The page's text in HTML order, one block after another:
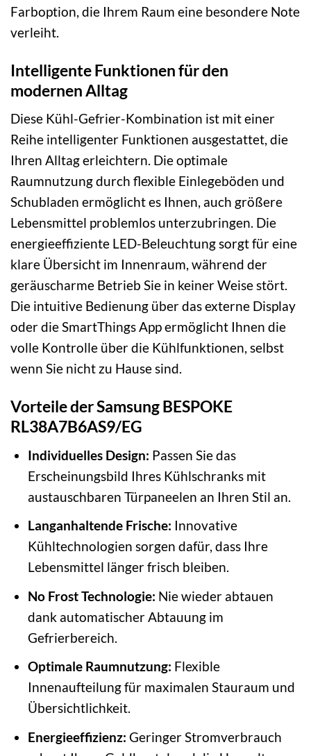
Farboption, die Ihrem Raum eine besondere Note
verleiht.
Intelligente Funktionen für den
modernen Alltag
Diese Kühl-Gefrier-Kombination ist mit einer
Reihe intelligenter Funktionen ausgestattet, die
Ihren Alltag erleichtern. Die optimale
Raumnutzung durch flexible Einlegeböden und
Schubladen ermöglicht es Ihnen, auch größere
Lebensmittel problemlos unterzubringen. Die
energieeffiziente LED-Beleuchtung sorgt für eine
klare Übersicht im Innenraum, während der
geräuscharme Betrieb Sie in keiner Weise stört.
Die intuitive Bedienung über das externe Display
oder die SmartThings App ermöglicht Ihnen die
volle Kontrolle über die Kühlfunktionen, selbst
wenn Sie nicht zu Hause sind.
Vorteile der Samsung BESPOKE
RL38A7B6AS9/EG
Individuelles Design: Passen Sie das
Erscheinungsbild Ihres Kühlschranks mit
austauschbaren Türpaneelen an Ihren Stil an.
Langanhaltende Frische: Innovative
Kühltechnologien sorgen dafür, dass Ihre
Lebensmittel länger frisch bleiben.
No Frost Technologie: Nie wieder abtauen
dank automatischer Abtauung im
Gefrierbereich.
Optimale Raumnutzung: Flexible
Innenaufteilung für maximalen Stauraum und
Übersichtlichkeit.
Energieeffizienz: Geringer Stromverbrauch